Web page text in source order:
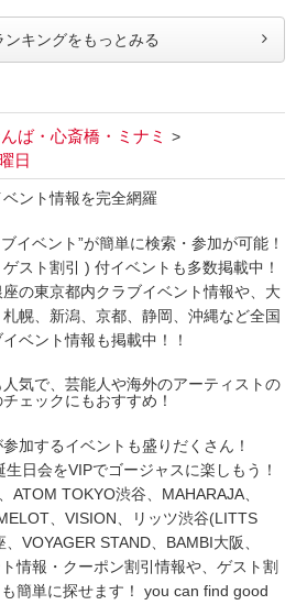
ンキングをもっとみる
ば・心斎橋・ミナミ
日
ント情報を完全網羅
イベント”が簡単に検索・参加が可能！
スト割引 ) 付イベントも多数掲載中！
の東京都内クラブイベント情報や、大
幌、新潟、京都、静岡、沖縄など全国
ベント情報も掲載中！！
気で、芸能人や海外のアーティストの
ェックにもおすすめ！
加するイベントも盛りだくさん！
日会をVIPでゴージャスに楽しもう！
ATOM TOKYO渋谷、MAHARAJA、
、VISION、リッツ渋谷(LITTS
VOYAGER STAND、BAMBI大阪、
情報・クーポン割引情報や、ゲスト割
簡単に探せます！ you can find good